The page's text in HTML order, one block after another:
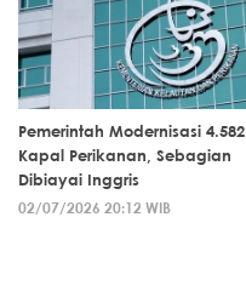
Pemerintah Modernisasi 4.582
Kapal Perikanan, Sebagian
Dibiayai Inggris
02/07/2026 20:12 WIB